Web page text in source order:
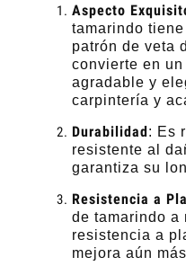
Aspecto
tamarindo
patrón de veta
convierte en
agradable y
carpintería y
Durabilidad: Es
resistente al
garantiza su
Resistencia a
de tamarindo a
resistencia a
mejora aún